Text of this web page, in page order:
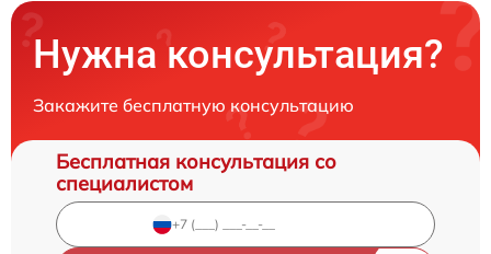
Нужна консультация?
Закажите бесплатную консультацию
Бесплатная консультация со
специалистом